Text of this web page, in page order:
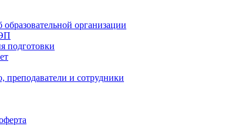
образовательной организации
подготовки
преподаватели и сотрудники